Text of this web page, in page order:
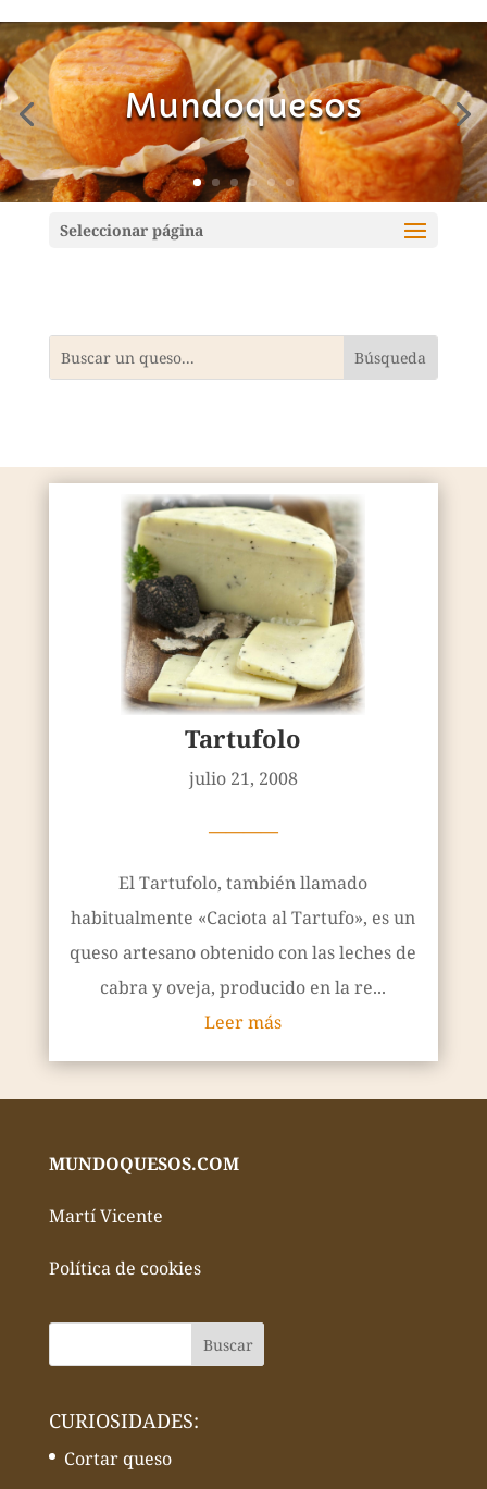
Mundoquesos
Seleccionar página
Tartufolo
julio 21, 2008
————
El Tartufolo, también llamado
habitualmente «Caciota al Tartufo», es un
queso artesano obtenido con las leches de
cabra y oveja, producido en la re...
Leer más
MUNDOQUESOS.COM
Martí Vicente
Política de cookies
CURIOSIDADES:
Cortar queso